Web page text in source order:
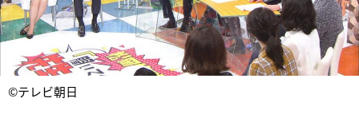
©テレビ朝日